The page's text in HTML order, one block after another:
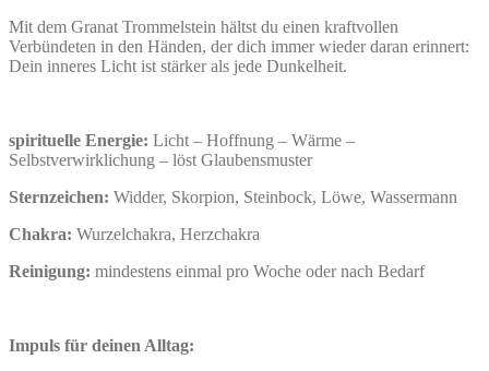
Mit dem Granat Trommelstein hältst du einen kraftvollen
Verbündeten in den Händen, der dich immer wieder daran erinnert:
Dein inneres Licht ist stärker als jede Dunkelheit.
spirituelle Energie: Licht – Hoffnung – Wärme –
Selbstverwirklichung – löst Glaubensmuster
Sternzeichen: Widder, Skorpion, Steinbock, Löwe, Wassermann
Chakra: Wurzelchakra, Herzchakra
Reinigung: mindestens einmal pro Woche oder nach Bedarf
Impuls für deinen Alltag: